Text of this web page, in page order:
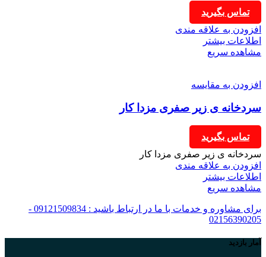
تماس بگیرید
افزودن به علاقه مندی
اطلاعات بیشتر
مشاهده سریع
افزودن به مقایسه
سردخانه ی زیر صفری مزدا کار
تماس بگیرید
سردخانه ی زیر صفری مزدا کار
افزودن به علاقه مندی
اطلاعات بیشتر
مشاهده سریع
برای مشاوره و خدمات با ما در ارتباط باشید : 09121509834 -
02156390205
آمار بازدید